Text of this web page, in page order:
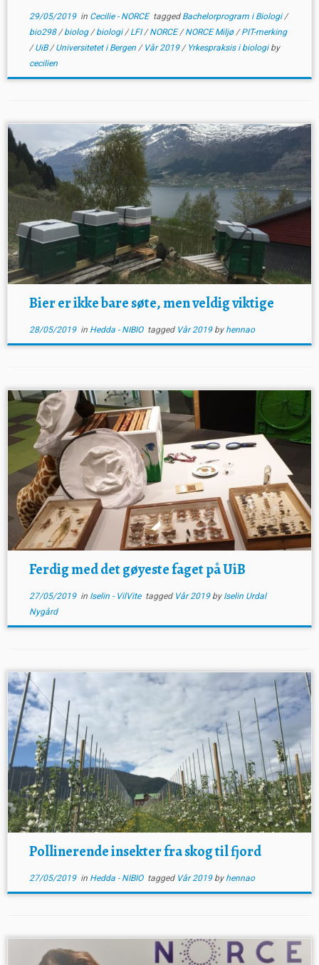
29/05/2019in Cecilie - NORCE tagged Bachelorprogram i Biologi/
bio298/biolog/biologi/LFI/NORCE/NORCE Miljø/PIT-merking
/UiB/Universitetet i Bergen / Vår 2019/ Yrkespraksis i biologi by
cecilien
Bier er ikke bare søte, men veldig viktige
28/05/2019in Hedda - NIBIO tagged Vår 2019 by hennao
Ferdig med det gøyeste faget på UiB
27/05/2019in Iselin - VilVite tagged Vår 2019 by Iselin Urdal
Nygård
Pollinerende insekter fra skog til fjord
27/05/2019in Hedda - NIBIO tagged Vår 2019 by hennao